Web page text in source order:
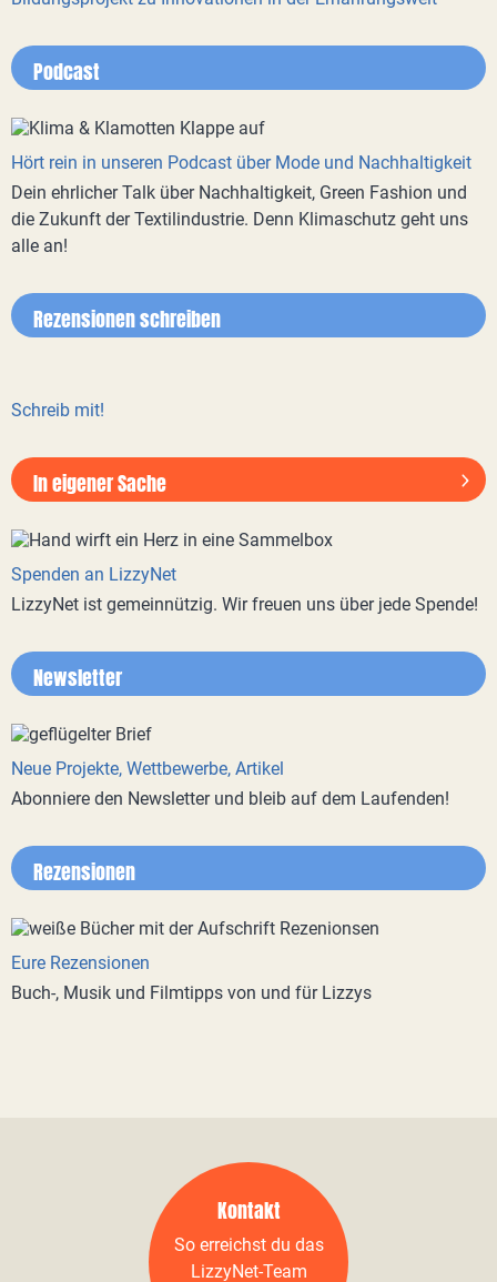
Podcast
Hört rein in unseren Podcast über Mode und Nachhaltigkeit
Dein ehrlicher Talk über Nachhaltigkeit, Green Fashion und
die Zukunft der Textilindustrie. Denn Klimaschutz geht uns
alle an!
Rezensionen schreiben
Schreib mit!
In eigener Sache
Spenden an LizzyNet
LizzyNet ist gemeinnützig. Wir freuen uns über jede Spende!
Newsletter
Neue Projekte, Wettbewerbe, Artikel
Abonniere den Newsletter und bleib auf dem Laufenden!
Rezensionen
Eure Rezensionen
Buch-, Musik und Filmtipps von und für Lizzys
Kontakt
So erreichst du das
LizzyNet-Team